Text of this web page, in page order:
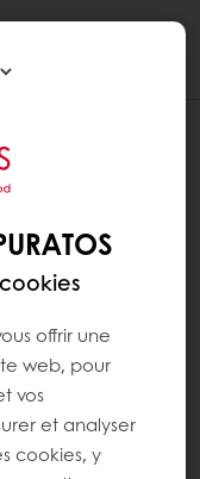
offrir une
web, pour
vos
et analyser
cookies, y